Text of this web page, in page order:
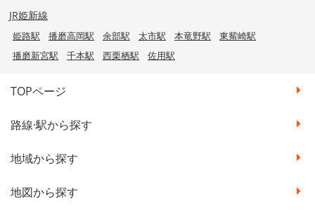
JR姫新線
姫路駅 播磨高岡駅 余部駅 太市駅 本竜野駅
東觜崎駅
播磨新宮駅
千本駅 西栗栖駅 佐用駅
TOPページ
路線·駅から探す
地域から探す
地図から探す